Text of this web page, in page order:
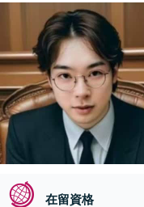
在留資格